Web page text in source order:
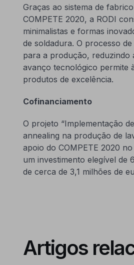
Graças ao sistema de
COMPETE 2020, a RODI
minimalistas e formas
de soldadura. O processo
para a produção, reduzindo
avanço tecnológico permite
produtos de excelência.
Cofinanciamento
O projeto “Implementação
annealing na produção de
apoio do COMPETE 2020
um investimento elegível de
de cerca de 3,1 milhões de
Artigos